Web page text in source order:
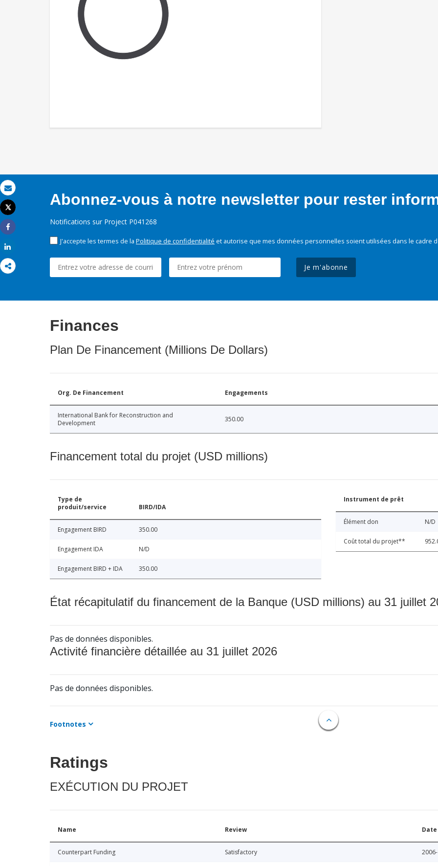
Email
Imprimer
Tweet
Share
Abonnez-vous à notre newsletter pour rester
Notifications sur Project P041268
J'accepte les termes de la Politique de confidentialité et autorise que mes données personnelles soient utilisées dans le cadre
Je m'abonne
Finances
Plan De Financement (Millions De Dollars)
Org. De Financement Engagements
International Bank for Reconstruction and
Development
350.00
Financement total du projet (USD millions)
Type de
produit/service
BIRD/IDA
Engagement BIRD 350.00
Engagement IDA N/D
Engagement BIRD + IDA 350.00
Instrument de prêt
Élément don N/D
Coût total du projet**
État récapitulatif du financement de la Banque (USD millions) au 31 juillet
Pas de données disponibles.
Activité financière détaillée au 31 juillet 2026
Pas de données disponibles.
Footnotes
Ratings
EXÉCUTION DU PROJET
Name Review Date
Counterpart Funding Satisfactory